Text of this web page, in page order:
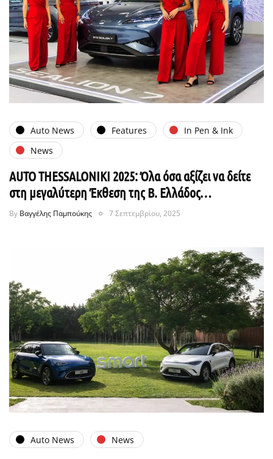
Auto News Features
In Pen & Ink
News
AUTO THESSALONIKI 2025: Όλα όσα αξίζει να δείτε
στη μεγαλύτερη Έκθεση της Β. Ελλάδος…
By Βαγγέλης Παμπούκης 7 Σεπτεμβρίου, 2025
Auto News News